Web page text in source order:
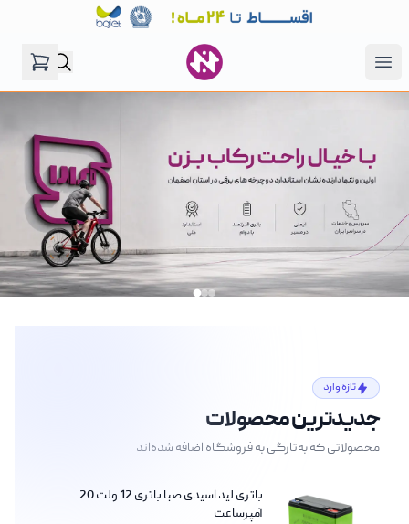
Open menu فروشگاه نگین موتور
تازه‌ وارد
جدیدترین محصولات
محصولاتی که به‌تازگی به فروشگاه اضافه شده‌اند
باتری لید اسیدی صبا باتری 12 ولت 20
آمپرساعت